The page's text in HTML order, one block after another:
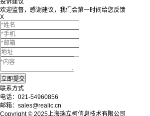
欢迎监督，感谢建议，我们会第一时间给您反馈
X
联系方式
电话：021-54960856
邮箱：sales@realic.cn
Copyright © 2025上海瑞立柯信息技术有限公司